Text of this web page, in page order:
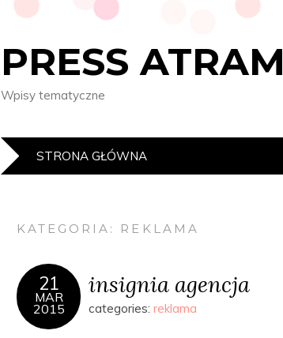
PRESS
Wpisy tematyczne
STRONA GŁÓWNA
KATEGORIA: REKLAMA
21
MAR
2015
insignia agencja
categories: reklama